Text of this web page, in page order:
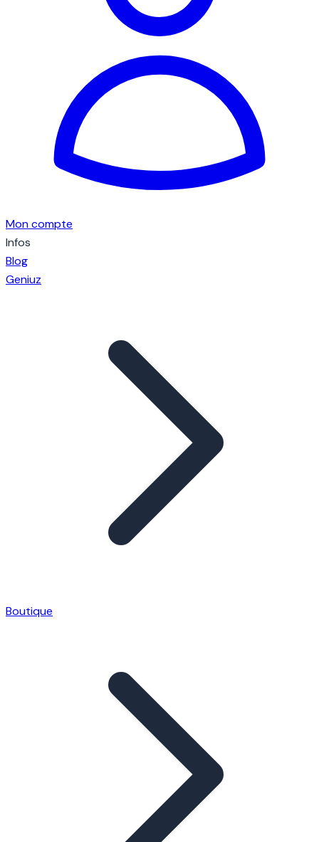
Mon compte
Infos
Blog
Geniuz
Boutique